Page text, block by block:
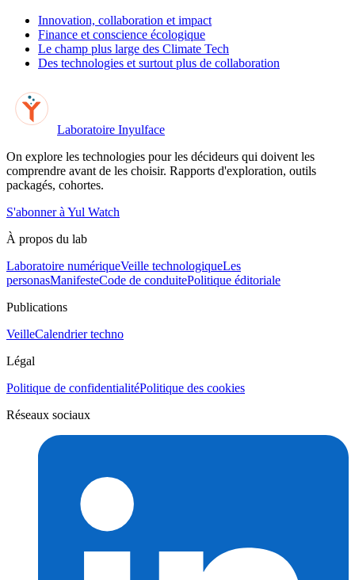
Innovation, collaboration et impact
Finance et conscience écologique
Le champ plus large des Climate Tech
Des technologies et surtout plus de collaboration
Laboratoire Inyulface
On explore les technologies pour les décideurs qui doivent les
comprendre avant de les choisir. Rapports d'exploration, outils
packagés, cohortes.
S'abonner à Yul Watch
À propos du lab
Laboratoire numériqueVeille technologiqueLes
personasManifesteCode de conduitePolitique éditoriale
Publications
VeilleCalendrier techno
Légal
Politique de confidentialitéPolitique des cookies
Réseaux sociaux